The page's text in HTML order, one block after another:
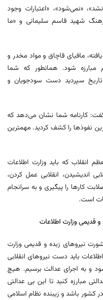
«نمی‌شود»، «اعتبارات وجود
شهید قاسم سلیمانی و «ما
مافیای قاچاق و مواد مخدر و
مبارزه شود. همانطور که شما
سپردید دست سودجویان و
کارنامه شما نشان می‌دهد که
نفوذها را کشف کردید. مهمترین
انقلاب که باید وزارت اطلاعات
اندیشیدن، انقلابی عمل کردن،
کارها را پیگیری و به سرانجام
است.
قدیمی وزارت اطلاعات
نیروهای زبده و قدیمی وزارت
باید دست نیروهای انقلابی
و به اجرای عدالت برسیم. هیچ
مبارزه کنید تا این بی عدالتی
کشور باشد و زیبنده نظام اسلامی